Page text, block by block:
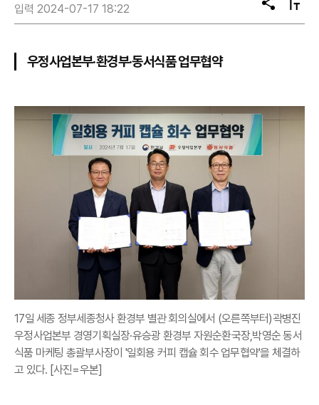
입력 2024-07-17 18:22
공
유
텍
스
우정사업본부·환경부·동서식품 업무협약
17일 세종 정부세종청사 환경부 별관 회의실에서 (오른쪽부터)곽병진
우정사업본부 경영기획실장·유승광 환경부 자원순환국장,박영순 동서
식품 마케팅 총괄부사장이 '일회용 커피 캡슐 회수 업무협약'을 체결하
고 있다. [사진=우본]